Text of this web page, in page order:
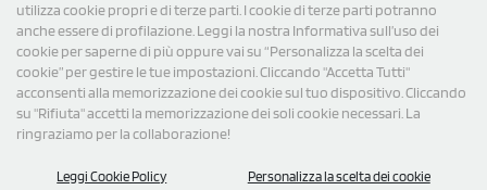
utilizza cookie propri e di terze parti. I cookie di terze parti potranno
anche essere di profilazione. Leggi la nostra Informativa sull’uso dei
cookie per saperne di più oppure vai su “Personalizza la scelta dei
cookie” per gestire le tue impostazioni. Cliccando "Accetta Tutti"
acconsenti alla memorizzazione dei cookie sul tuo dispositivo. Cliccando
su "Rifiuta" accetti la memorizzazione dei soli cookie necessari. La
ringraziamo per la collaborazione!
Leggi Cookie Policy Personalizza la scelta dei cookie